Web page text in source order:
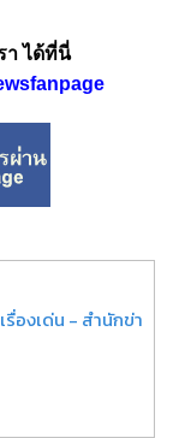
า ได้ที่นี่
เรื่องเด่น - สำนักข่า